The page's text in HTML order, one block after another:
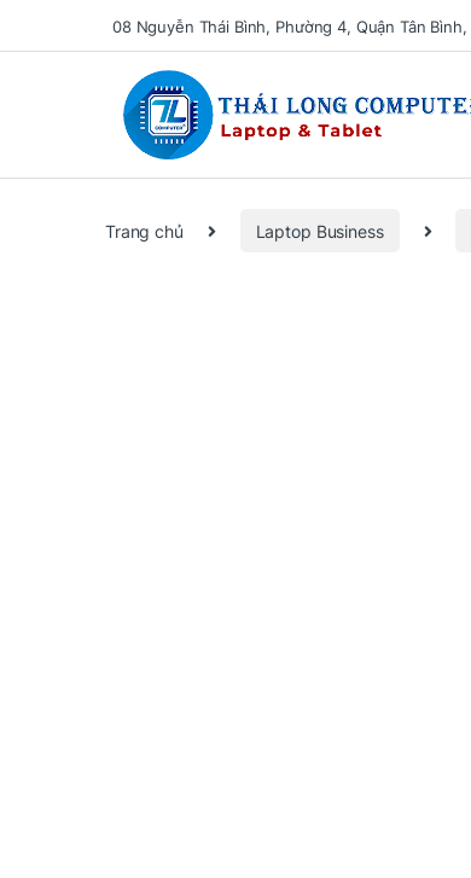
08 Nguyễn Thái Bình, Phường 4, Quận Tân Bình,
Trang chủ Laptop Business